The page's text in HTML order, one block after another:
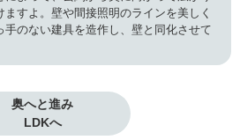
ますよ。壁や間接照明のラインを美しく
手のない建具を造作し、壁と同化させて
奥へと進み
LDKへ